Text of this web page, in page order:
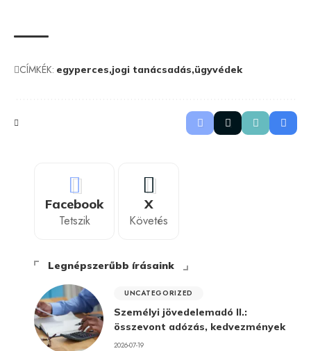
CÍMKÉK: egyperces jogi tanácsadás ügyvédek
Facebook
Tetszik
X
Követés
Legnépszerűbb írásaink
UNCATEGORIZED
Személyi jövedelemadó II.:
összevont adózás, kedvezmények
2026-07-19